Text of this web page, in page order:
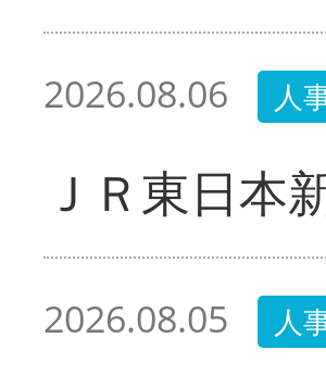
2026.08.06 人
ＪＲ東日
2026.08.05 人